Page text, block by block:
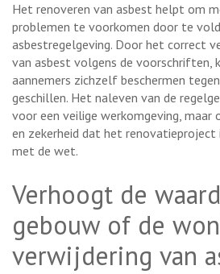
Het renoveren van asbest helpt om
problemen te voorkomen door te
asbestregelgeving. Door het correct
van asbest volgens de voorschriften,
aannemers zichzelf beschermen
geschillen. Het naleven van de
voor een veilige werkomgeving, maar
en zekerheid dat het renovatieproject
met de wet.
Verhoogt de
gebouw of de
verwijdering van